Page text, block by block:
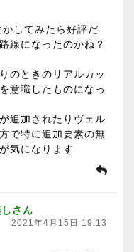
してみたら好評だ
線になったのかね？
のときのリアルカッ
意識したものになっ
追加されたりヴェル
で特に追加要素の無
気になります
さん
2021年4月15日 19:13